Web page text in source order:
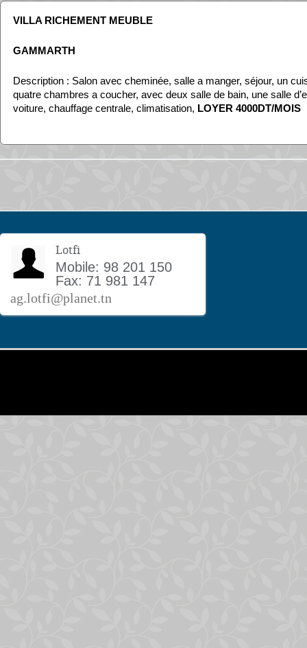
VILLA RICHEMENT MEUBLE
GAMMARTH
Description : Salon avec cheminée, salle a manger, séjour, un
quatre chambres a coucher, avec deux salle de bain, une salle
voiture, chauffage centrale, climatisation, LOYER 4000DT/MOIS
Lotfi
Mobile: 98 201 150
Fax: 71 981 147
ag.lotfi@planet.tn